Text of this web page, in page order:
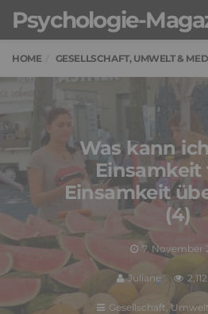
Psychologie-
HOME GESELLSCHAFT, UMWELT &
Was kann
Einsamkeit
Einsamkeit
(4)
7. November
Juliane 2,112
Gesellschaft,